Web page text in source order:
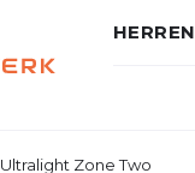
HERREN
Ultralight Zone Two